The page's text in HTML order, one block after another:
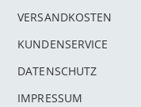
VERSANDKOSTEN
KUNDENSERVICE
DATENSCHUTZ
IMPRESSUM